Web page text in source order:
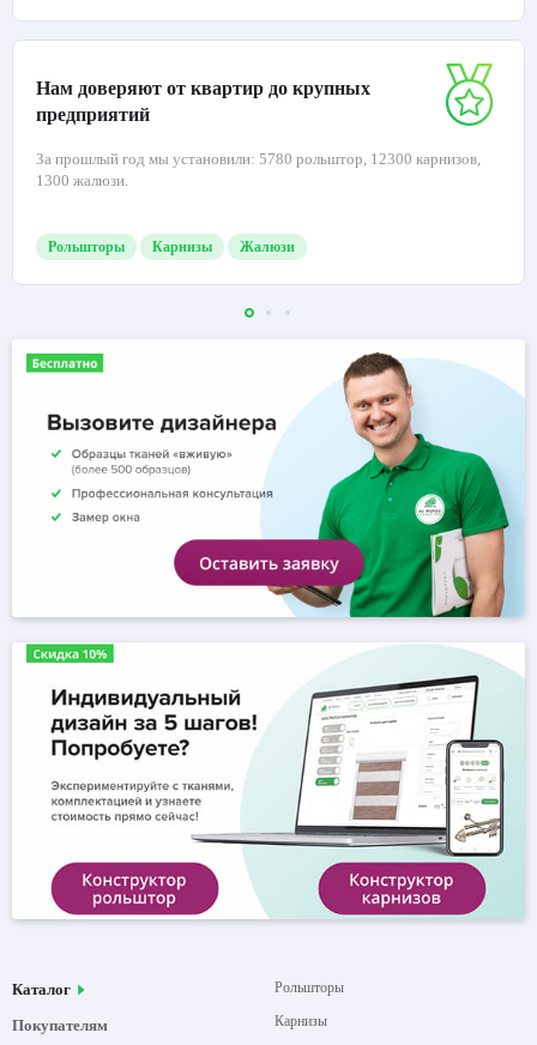
Нам доверяют от квартир до крупных
предприятий
За прошлый год мы установили: 5780 рольштор, 12300 карнизов,
1300 жалюзи.
Рольшторы Карнизы Жалюзи
Каталог
Покупателям
Рольшторы
Карнизы